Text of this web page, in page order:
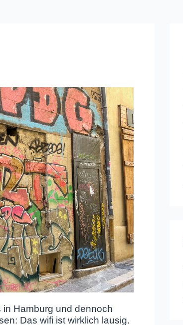
Hamburg und dennoch
Das wifi ist wirklich lausig.